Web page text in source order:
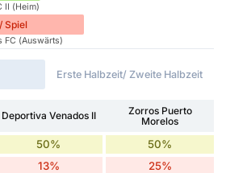
II (Heim)
Spiel
FC (Auswärts)
Erste Halbzeit/ Zweite Halbzeit
Deportiva Venados II
Zorros Puerto
Morelos
50% 50%
13% 25%